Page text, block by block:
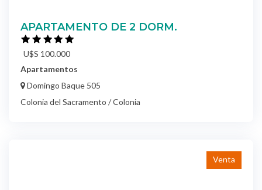
APARTAMENTO DE 2 DORM.
U$S 100.000
Apartamentos
Domingo Baque 505
Colonia del Sacramento / Colonia
Venta